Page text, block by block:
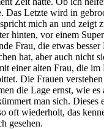
Das Letzte wird in
mich an und zeigt
hinten, vor einem
Frau, die etwas
hat, aber auch nicht
einer alten Frau, die im
Die Frauen
die Lage ernst, wie
man sich. Dieses
oft wiederholt, das
gesehen.